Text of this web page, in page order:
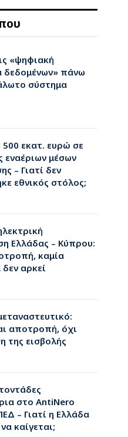
«ψηφιακή
δεδομένων» πάνω
σύστημα
εκατ. ευρώ σε
εναέριων μέσων
– Γιατί δεν
εθνικός στόλος;
Ελλάδας – Κύπρου:
καμία
αρκεί
αποτροπή, όχι
της εισβολής
στο AntiNero
– Γιατί η Ελλάδα
καίγεται;